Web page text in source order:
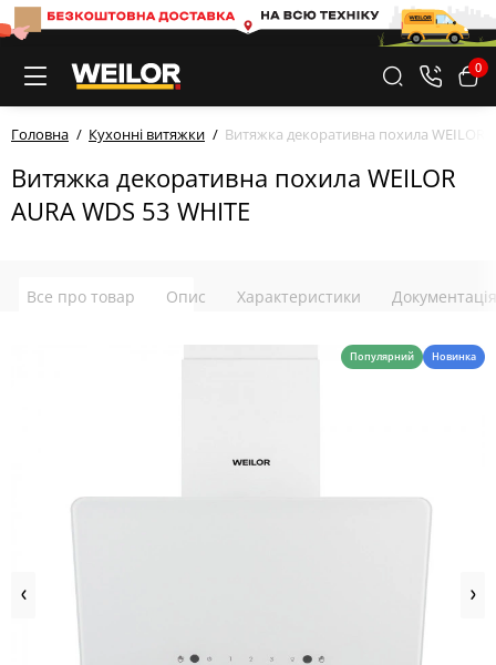
0
Головна Кухонні витяжки Витяжка декоративна похила WEILOR
Витяжка декоративна похила WEILOR
AURA WDS 53 WHITE
Все про товар Опис Характеристики Документація
Популярний Новинка